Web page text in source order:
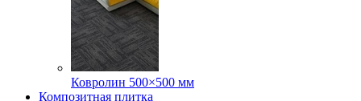
Ковролин 500×500 мм
Композитная плитка